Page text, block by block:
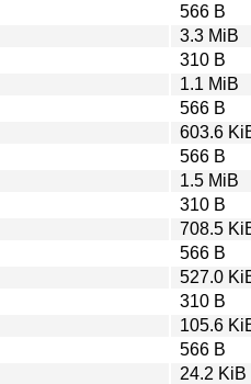
566 B
3.3 MiB
310 B
1.1 MiB
566 B
603.6
566 B
1.5 MiB
310 B
708.5
566 B
527.0
310 B
105.6
566 B
24.2 KiB